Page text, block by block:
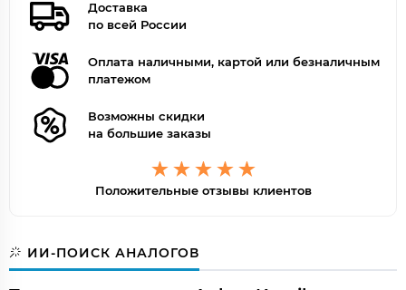
Доставка
по всей России
Оплата наличными, картой или безналичным
платежом
Возможны скидки
на большие заказы
Положительные отзывы клиентов
ИИ-ПОИСК АНАЛОГОВ